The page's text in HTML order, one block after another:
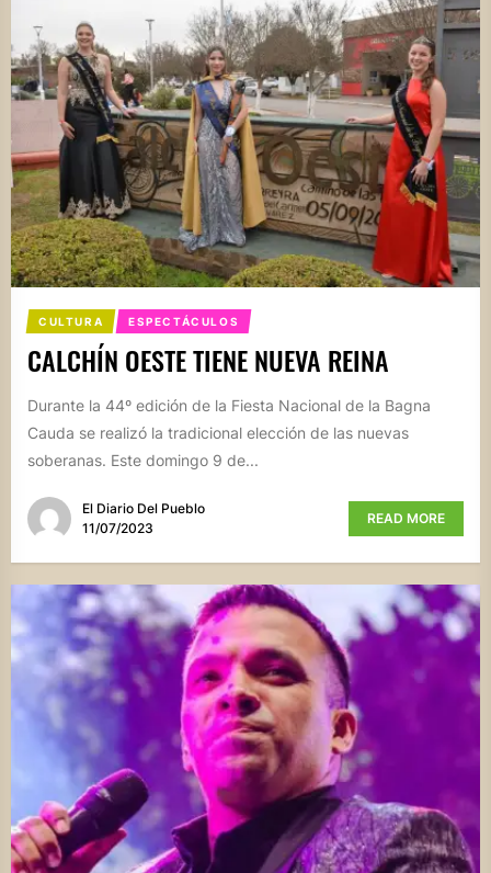
CULTURA ESPECTÁCULOS
CALCHÍN OESTE TIENE NUEVA REINA
Durante la 44º edición de la Fiesta Nacional de la Bagna
Cauda se realizó la tradicional elección de las nuevas
soberanas. Este domingo 9 de...
El Diario Del Pueblo
11/07/2023
READ MORE